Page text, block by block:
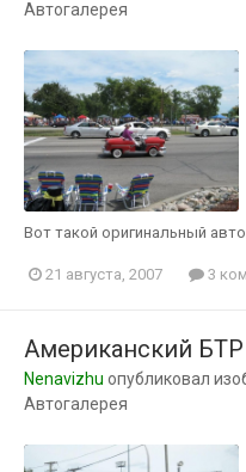
Автогалерея
Вот такой оригинальный
21 августа, 2007 3
Американский БТР
Nenavizhu опубликовал
Автогалерея